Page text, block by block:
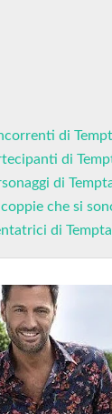
di
di
di
che si
di